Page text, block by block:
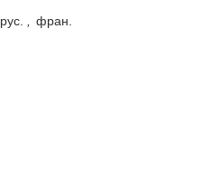
рус. фран.